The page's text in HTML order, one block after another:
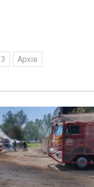
3 Архів